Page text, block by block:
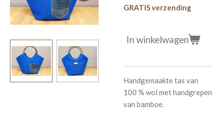
GRATIS verzending
In winkelwagen
Handgemaakte tas van
100 % wol met handgrepen
van bamboe.